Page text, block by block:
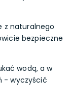
z naturalnego
bezpieczne
wodą, a w
- wyczyścić